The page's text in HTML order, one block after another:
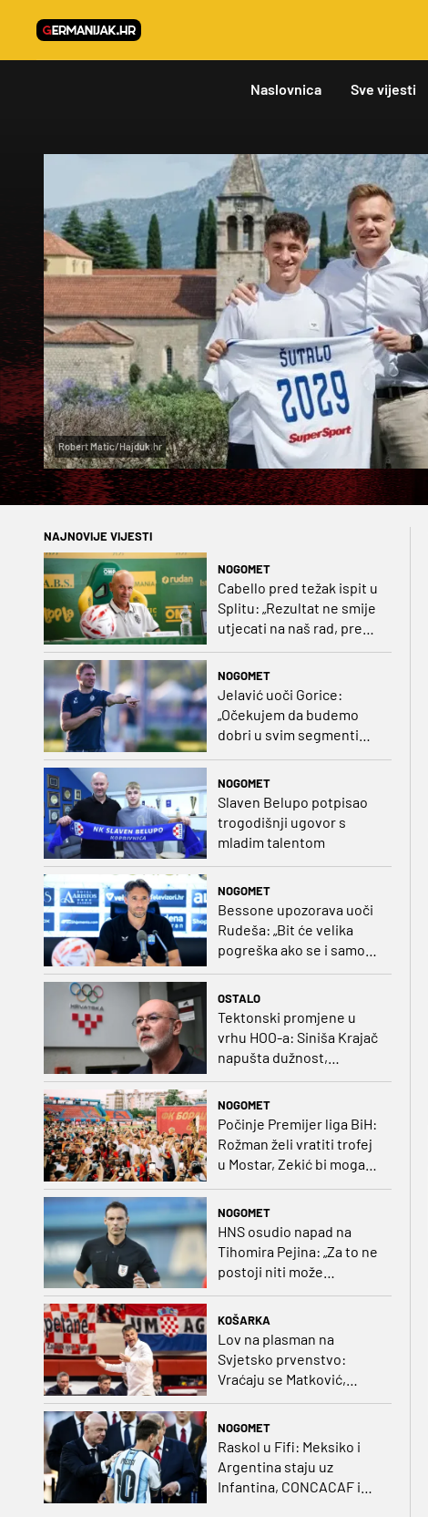
Naslovnica Sve vijesti
Robert Matic/Hajduk.hr
NAJNOVIJE VIJESTI
NOGOMET
Cabello pred težak ispit u
Splitu: „Rezultat ne smije
utjecati na naš rad, pred
NOGOMET
Jelavić uoči Gorice:
„Očekujem da budemo
dobri u svim segmentima
NOGOMET
Slaven Belupo potpisao
trogodišnji ugovor s
mladim talentom
NOGOMET
Bessone upozorava uoči
Rudeša: „Bit će velika
pogreška ako se i samo
malo opustimo“
OSTALO
Tektonski promjene u
vrhu HOO-a: Siniša Krajač
napušta dužnost,
NOGOMET
Počinje Premijer liga BiH:
Rožman želi vratiti trofej
u Mostar, Zekić bi mogao
NOGOMET
HNS osudio napad na
Tihomira Pejina: „Za to ne
postoji niti može
postojati opravdanje”
KOŠARKA
Lov na plasman na
Svjetsko prvenstvo:
Vraćaju se Matković,
NOGOMET
Raskol u Fifi: Meksiko i
Argentina staju uz
Infantina, CONCACAF i